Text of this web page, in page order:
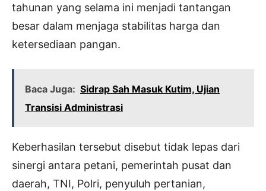
tahunan yang selama ini menjadi tantangan
besar dalam menjaga stabilitas harga dan
ketersediaan pangan.
Baca Juga: Sidrap Sah Masuk Kutim, Ujian
Transisi Administrasi
Keberhasilan tersebut disebut tidak lepas dari
sinergi antara petani, pemerintah pusat dan
daerah, TNI, Polri, penyuluh pertanian,